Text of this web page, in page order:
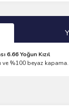
6.66 Yoğun Kızıl
%100 beyaz kapama.